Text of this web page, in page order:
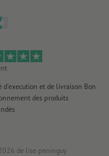
d'execution et de livraison Bon
des produits
de lise peninguy